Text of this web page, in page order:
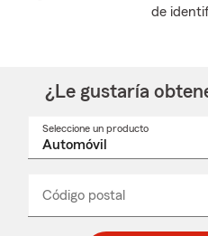
de
¿Le gustaría
Seleccione un producto
desplegable
Código postal
_____